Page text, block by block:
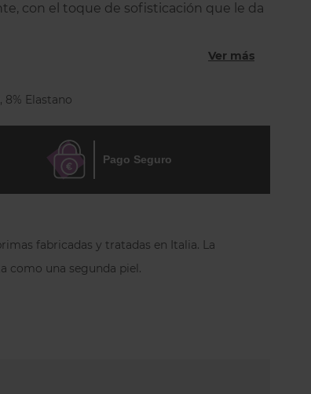
con el toque de sofisticación que le da
transpirante y fresca. Tiene un rombo
Ver más
8% Elastano
Pago Seguro
fabricadas y tratadas en Italia. La
como una segunda piel.